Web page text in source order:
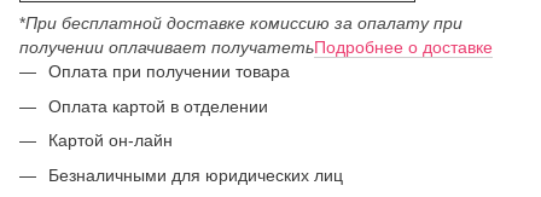
*При бесплатной доставке комиссию за опалату при
получении оплачивает получатетьПодробнее о доставке
Оплата при получении товара
Оплата картой в отделении
Картой он-лайн
Безналичными для юридических лиц